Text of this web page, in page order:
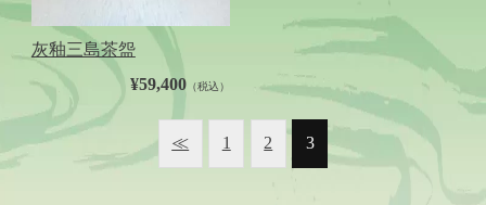
灰釉三島茶盌
¥59,400 （税込）
≪ 1 2 3